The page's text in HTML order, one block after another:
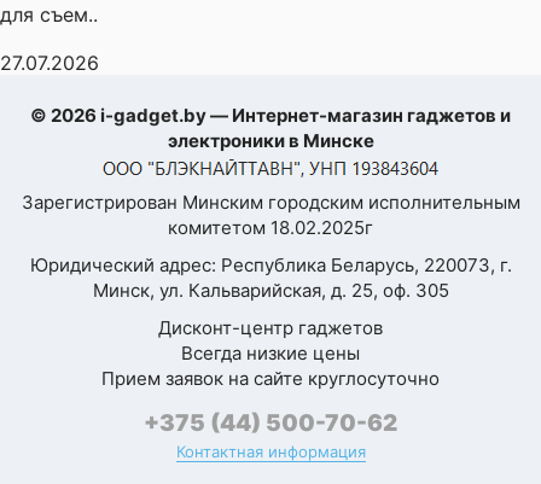
для съем..
27.07.2026
© 2026 i-gadget.by — Интернет-магазин гаджетов и
электроники в Минске
Зарегистрирован Минским городским исполнительным
комитетом 18.02.2025г
Юридический адрес: Республика Беларусь, 220073, г.
Минск, ул. Кальварийская, д. 25, оф. 305
Дисконт-центр гаджетов
Всегда низкие цены
Прием заявок на сайте круглосуточно
+375 (44) 500-70-62
Контактная информация